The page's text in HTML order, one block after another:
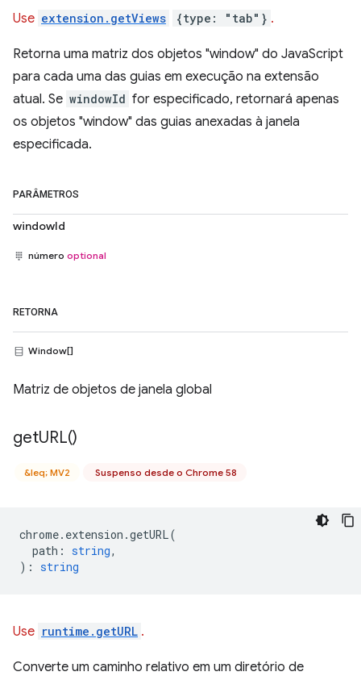
Use extension.getViews {type: "tab"} .
Retorna uma matriz dos objetos "window" do JavaScript
para cada uma das guias em execução na extensão
atual. Se windowId for especificado, retornará apenas
os objetos "window" das guias anexadas à janela
especificada.
PARÂMETROS
windowId
número optional
RETORNA
Window[]
Matriz de objetos de janela global
getURL()
&leq; MV2 Suspenso desde o Chrome 58
chrome. extension .getURL(
path : string,
) : string
Use runtime.getURL .
Converte um caminho relativo em um diretório de